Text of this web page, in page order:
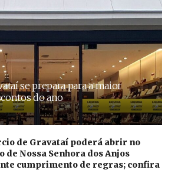
se prepara para a maior
do ano
de Gravataí poderá abrir no
de Nossa Senhora dos Anjos
cumprimento de regras; confira